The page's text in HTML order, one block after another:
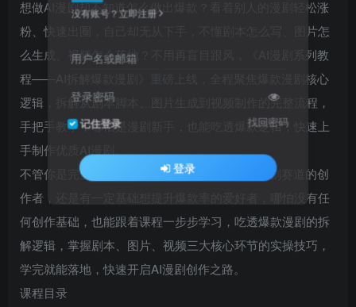
想做AI漫剧却不知道怎么做出爆款？看着别人的漫剧轻松涨
粉、快速出圈，自己却无从下手，不懂剧本怎么写、图片怎
么生成、视频怎么落地？不用再盲目跟风，《AI漫剧系列教
程——AI拆解爆款漫剧》重磅上线，全程聚焦爆款漫剧核心
逻辑，拆解从剧本脚本、图片生成到视频制作的完整流程，
手把手教学，哪怕是漫剧新手，也能吃透爆款逻辑，快速上
手制作优质AI漫剧。
不管你是完全不懂AI漫剧的新手小白、想入局漫剧赛道的创
作者，还是有一定基础想提升爆款率的爱好者，哪怕没有任
何创作基础，也能跟着课程一步步学习，吃透爆款漫剧的拆
解逻辑，掌握剧本、图片、视频三大核心环节的实操技巧，
学完就能落地，快速开启AI漫剧创作之路。
课程目录
没有账号？立即注册
用户名或邮箱
登录密码
记住登录 找回密码
登录